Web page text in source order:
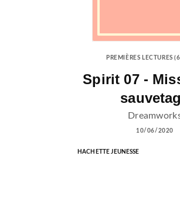
PREMIÈRES LECTURES
Spirit 07 -
10/06/2020
HACHETTE JEUNESSE